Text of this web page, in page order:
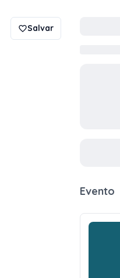
Salvar
Evento